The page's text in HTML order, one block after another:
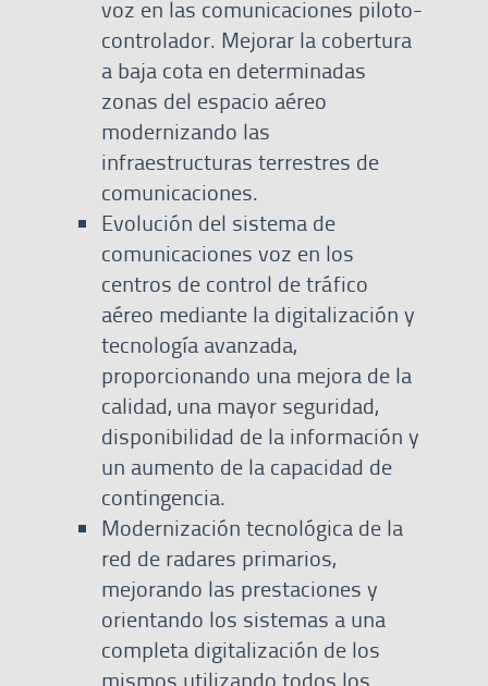
voz en las comunicaciones piloto-
controlador. Mejorar la cobertura
a baja cota en determinadas
zonas del espacio aéreo
modernizando las
infraestructuras terrestres de
comunicaciones.
Evolución del sistema de
comunicaciones voz en los
centros de control de tráfico
aéreo mediante la digitalización y
tecnología avanzada,
proporcionando una mejora de la
calidad, una mayor seguridad,
disponibilidad de la información y
un aumento de la capacidad de
contingencia.
Modernización tecnológica de la
red de radares primarios,
mejorando las prestaciones y
orientando los sistemas a una
completa digitalización de los
mismos utilizando todos los